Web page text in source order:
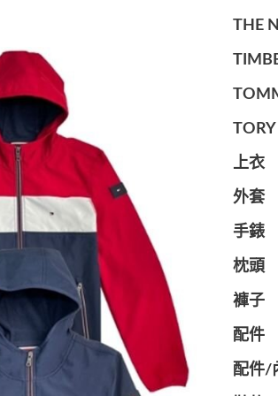
THE
上衣
外套
手錶
枕頭
褲子
配件
配件/